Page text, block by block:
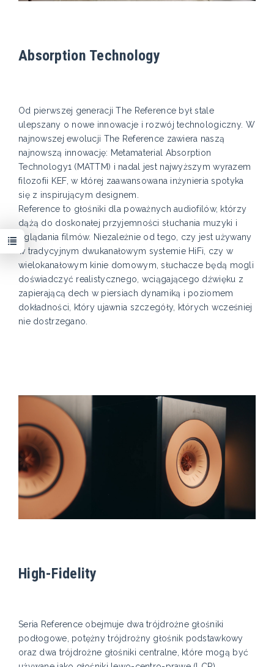
Absorption Technology
Od pierwszej generacji The Reference był stale
ulepszany o nowe innowacje i rozwój technologiczny. W
najnowszej ewolucji The Reference zawiera naszą
najnowszą innowację: Metamaterial Absorption
Technology1 (MATTM) i nadal jest najwyższym wyrazem
filozofii KEF, w której zaawansowana inżynieria spotyka
się z inspirującym designem.
Reference to głośniki dla poważnych audiofilów, którzy
dążą do doskonałej przyjemności słuchania muzyki i
oglądania filmów. Niezależnie od tego, czy jest używany
w tradycyjnym dwukanałowym systemie HiFi, czy w
wielokanałowym kinie domowym, słuchacze będą mogli
doświadczyć realistycznego, wciągającego dźwięku z
zapierającą dech w piersiach dynamiką i poziomem
dokładności, który ujawnia szczegóły, których wcześniej
nie dostrzegano.
High-Fidelity
Seria Reference obejmuje dwa trójdrożne głośniki
podłogowe, potężny trójdrożny głośnik podstawkowy
oraz dwa trójdrożne głośniki centralne, które mogą być